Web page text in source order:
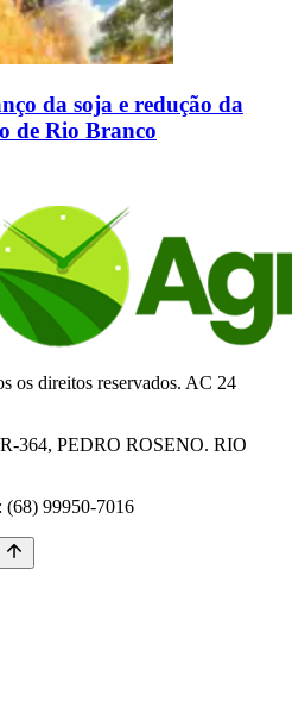
da soja e redução da
de Rio Branco
os direitos reservados. AC 24
364, PEDRO ROSENO. RIO
(68) 99950-7016